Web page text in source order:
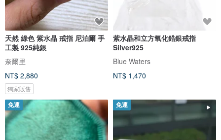
天然 綠色 紫水晶 戒指 尼泊爾 手
工製 925純銀
奈爾里
NT$ 2,880
獨家販售
紫水晶和立方氧化鋯銀戒指
Silver925
Blue Waters
NT$ 1,470
免運 免運